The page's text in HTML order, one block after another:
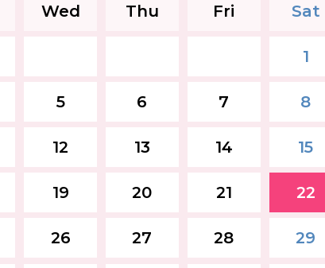
Wed Thu Fri Sat
1
5 6 7 8
12 13 14 15
19 20 21 22
26 27 28 29